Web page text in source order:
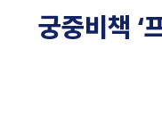
궁중비책 ‘